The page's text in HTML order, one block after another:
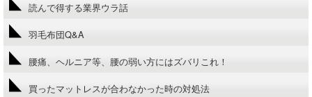
読んで得する業界ウラ話
羽毛布団Q&A
腰痛、ヘルニア等、腰の弱い方にはズバリこれ！
買ったマットレスが合わなかった時の対処法